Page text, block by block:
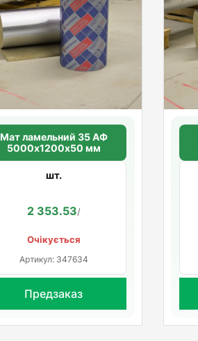
Мат ламельний 35 АФ
5000х1200х50 мм
шт.
2 353.53/
Очікується
Артикул: 347634
Предзаказ